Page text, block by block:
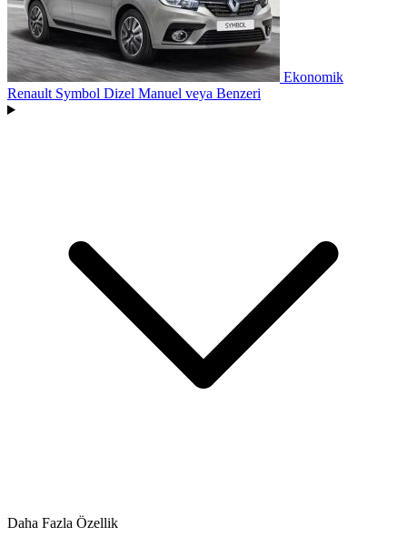
Ekonomik
Renault Symbol Dizel Manuel veya Benzeri
Daha Fazla Özellik